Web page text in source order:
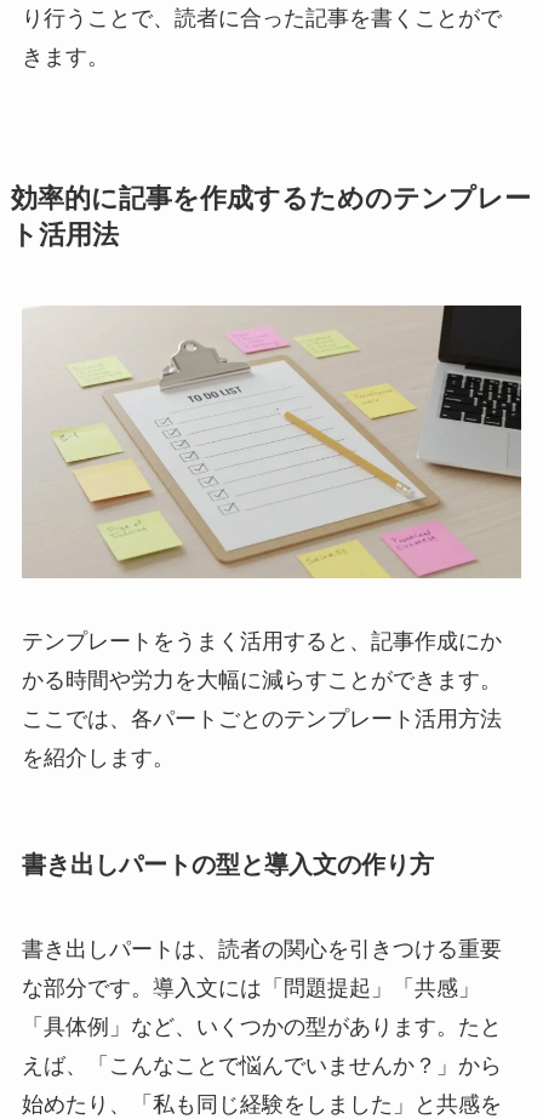
り行うことで、読者に合った記事を書くことがで
きます。
効率的に記事を作成するためのテンプレー
ト活用法
テンプレートをうまく活用すると、記事作成にか
かる時間や労力を大幅に減らすことができます。
ここでは、各パートごとのテンプレート活用方法
を紹介します。
書き出しパートの型と導入文の作り方
書き出しパートは、読者の関心を引きつける重要
な部分です。導入文には「問題提起」「共感」
「具体例」など、いくつかの型があります。たと
えば、「こんなことで悩んでいませんか？」から
始めたり、「私も同じ経験をしました」と共感を